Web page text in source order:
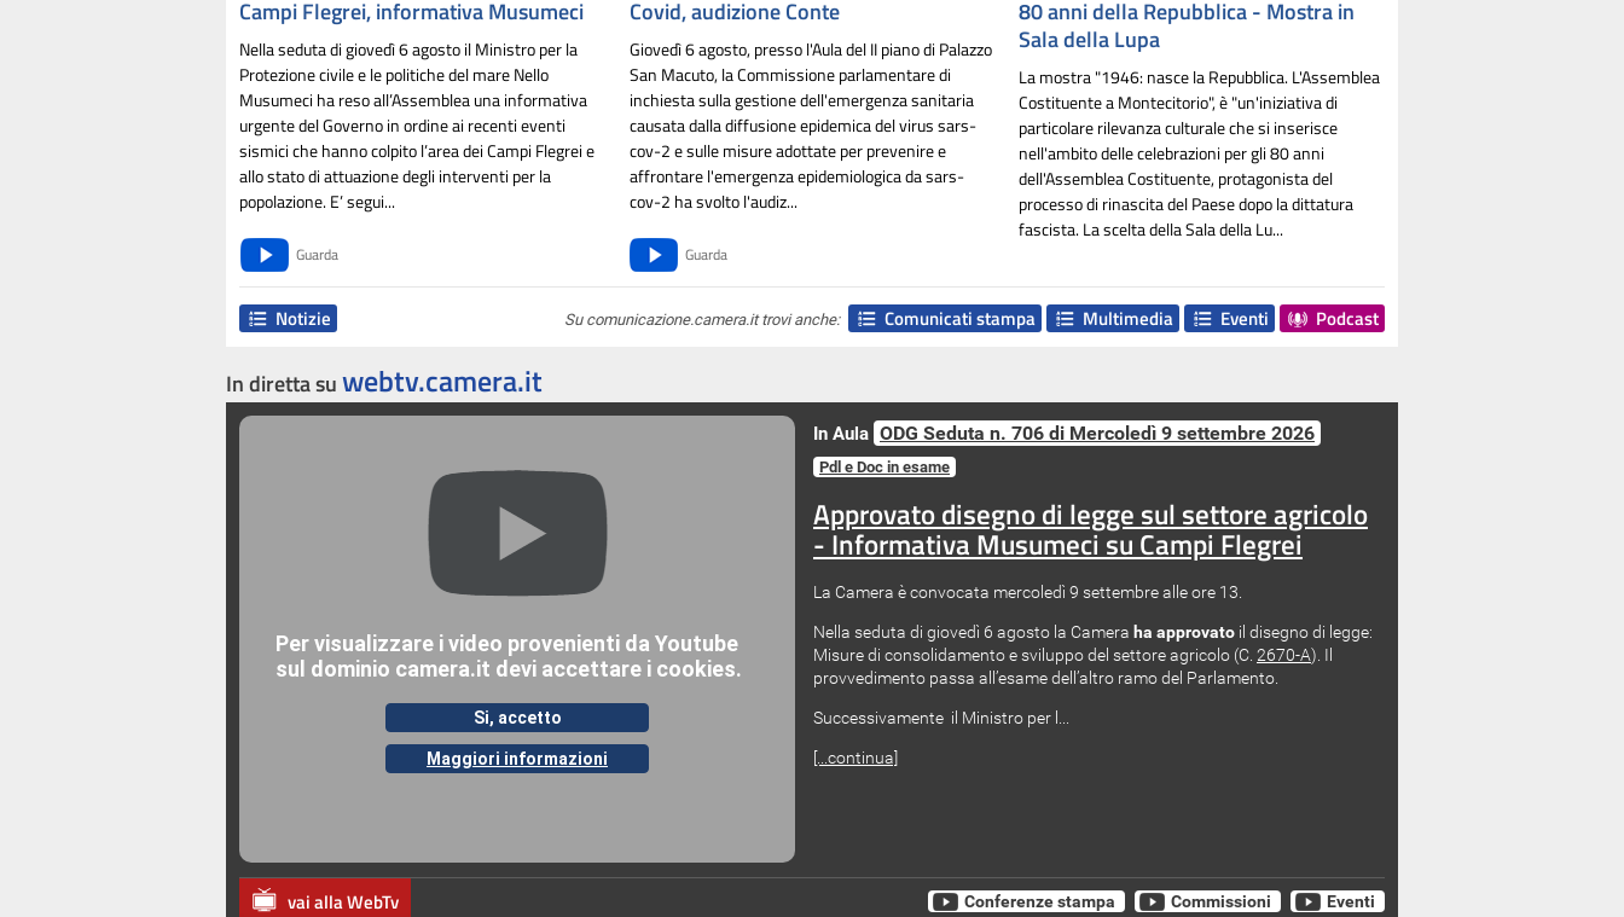
Campi Flegrei, informativa Musumeci
Nella seduta di giovedì 6 agosto ilMinistro per la
Protezione civile e le politiche del mare Nello
Musumeci ha reso all’Assemblea una informativa
urgente del Governo in ordine ai recenti eventi
sismici che hanno colpito l’area dei Campi Flegrei e
allo stato di attuazione degli interventi per la
popolazione. E’ segui...
Guarda
Covid, audizione Conte
Giovedì 6 agosto, presso l'Aula del II piano di Palazzo
San Macuto, la Commissione parlamentare di
inchiesta sulla gestione dell'emergenza sanitaria
causata dalla diffusione epidemica del virus sars-
cov-2 e sulle misure adottate per prevenire e
affrontare l'emergenza epidemiologica da sars-
cov-2 ha svolto l'audiz...
Guarda
80 anni della Repubblica - Mostra in
Sala della Lupa
La mostra "1946: nasce la Repubblica. L'Assemblea
Costituente a Montecitorio", è "un'iniziativa di
particolare rilevanza culturale che si inserisce
nell'ambito delle celebrazioni per gli 80 anni
dell'Assemblea Costituente, protagonista del
processo di rinascita del Paese dopo la dittatura
fascista. La scelta della Sala della Lu...
Notizie Su comunicazione.camera.it trovi anche: Comunicati stampa Multimedia Eventi Podcast
In diretta suwebtv.camera.it
In Aula ODG Seduta n. 706 di Mercoledì 9 settembre 2026
Pdl e Doc in esame
Approvato disegno di legge sul settore agricolo
- Informativa Musumeci su Campi Flegrei
La Camera è convocata mercoledì 9 settembre alle ore 13.
Nella seduta di giovedì 6 agosto la Camera ha approvato il disegno di legge:
Misure di consolidamento e sviluppo del settore agricolo (C. 2670-A​). Il
provvedimento passa all’esame dell’altro ramo del Parlamento.
Successivamente il Ministro per l...
[...continua]
vai alla WebTv Conferenze stampa Commissioni Eventi